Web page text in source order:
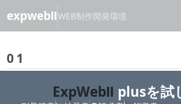
expwebⅡWEB制作開発環境
01
ExpWebⅡ plusを試